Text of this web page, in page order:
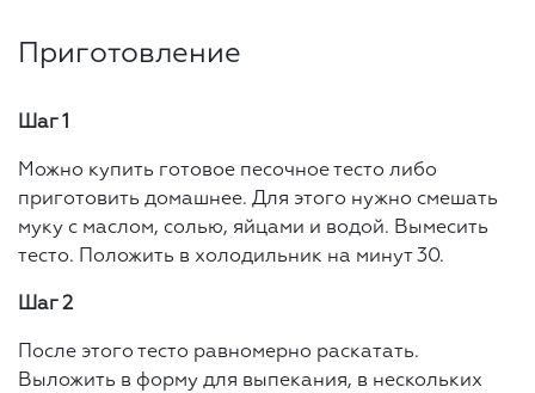
Приготовление
Шаг 1
Можно купить готовое песочное тесто либо
приготовить домашнее. Для этого нужно смешать
муку с маслом, солью, яйцами и водой. Вымесить
тесто. Положить в холодильник на минут 30.
Шаг 2
После этого тесто равномерно раскатать.
Выложить в форму для выпекания, в нескольких